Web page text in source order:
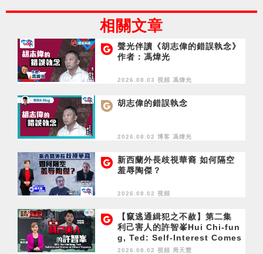
相關文章
聲光伴讀《胡志偉的錯誤執念》
作者：馮煒光
2026.08.03 視頻 馮煒光
胡志偉的錯誤執念
2026.08.02 博客 馮煒光
新西蘭外長歧視華裔 如何隔空
羞辱陶傑？
2026.08.02 視頻
【竄逃通緝犯之不赦】第二集
利己害人的許智峯Hui Chi-fun
g, Ted: Self-Interest Comes
at Others' Expense
2026.08.02 視頻 周天慧